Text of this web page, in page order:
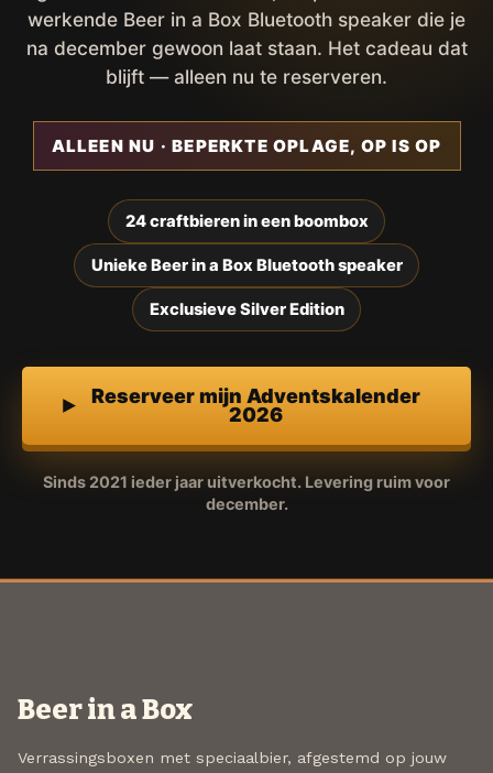
werkende Beer in a Box Bluetooth speaker die je
na december gewoon laat staan. Het cadeau dat
blijft — alleen nu te reserveren.
ALLEEN NU · BEPERKTE OPLAGE, OP IS OP
24 craftbieren in een boombox
Unieke Beer in a Box Bluetooth speaker
Exclusieve Silver Edition
Reserveer mijn Adventskalender
2026
Sinds 2021 ieder jaar uitverkocht. Levering ruim voor
december.
Beer in a Box
Verrassingsboxen met speciaalbier, afgestemd op jouw